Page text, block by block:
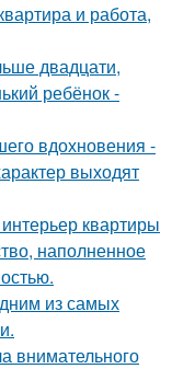
и работа,
двадцати,
ребёнок -
вдохновения -
выходят
квартиры
наполненное
из самых
внимательного